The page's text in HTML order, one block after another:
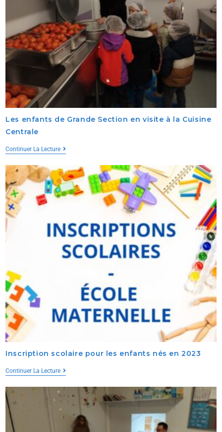
Les enfants de Grande Section en visite à la Cuisine
Centrale
Continuer La Lecture
Inscription scolaire pour les enfants nés en 2023
Continuer La Lecture